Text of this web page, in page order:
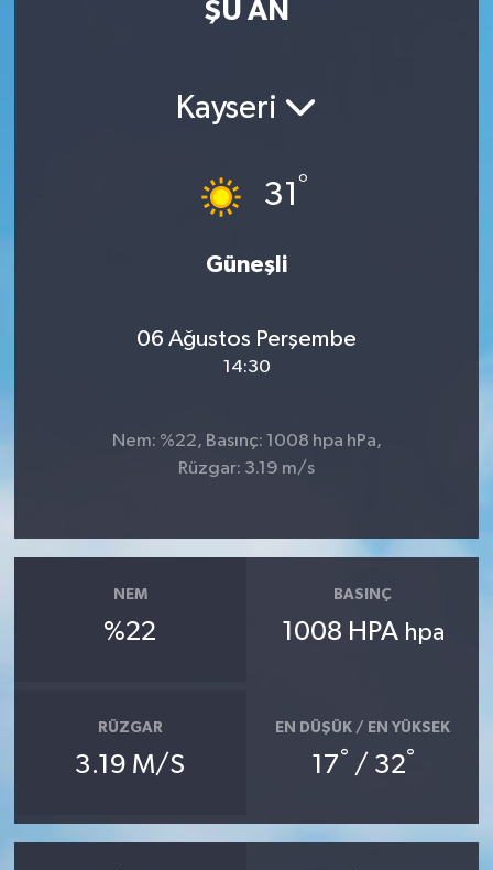
ŞU AN
Kayseri
31°
Güneşli
06 Ağustos Perşembe
14:30
Nem: %22, Basınç: 1008 hpa hPa,
Rüzgar: 3.19 m/s
NEM
%22
BASINÇ
1008 HPA hpa
RÜZGAR
3.19 M/S
EN DÜŞÜK / EN YÜKSEK
17° / 32°
YAŞAM